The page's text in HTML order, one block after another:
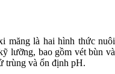
măng là hai hình thức nuôi
lưỡng, bao gồm vét bùn và
trùng và ổn định pH.